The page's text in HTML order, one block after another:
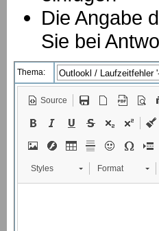
Die Angabe
Sie bei
Thema:
Source
Styles Format